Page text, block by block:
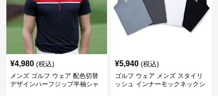
¥4,980 (税込)
メンズ ゴルフ ウェア 配色切替
デザインハーフジップ半袖シャ
¥5,940 (税込)
ゴルフ ウェア メンズ スタイリ
ッシュ インナーモックネックシ